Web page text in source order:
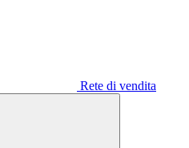
Rete di vendita